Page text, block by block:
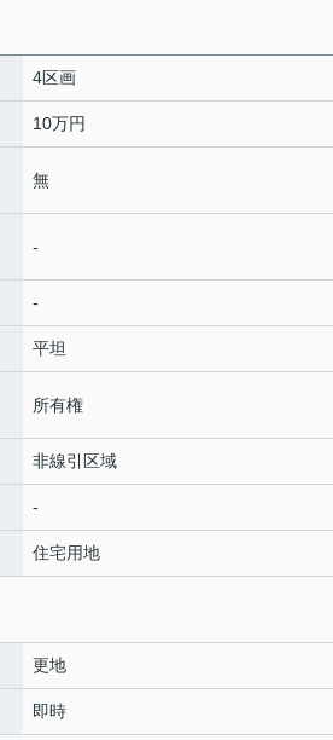
4区画
10万円
無
-
-
平坦
所有権
非線引区域
-
住宅用地
更地
即時